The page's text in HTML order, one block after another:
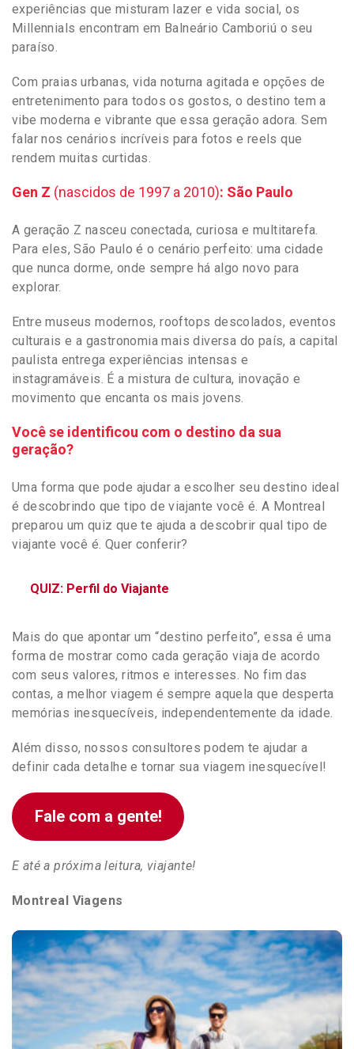
experiências que misturam lazer e vida social, os
Millennials encontram em Balneário Camboriú o seu
paraíso.
Com praias urbanas, vida noturna agitada e opções de
entretenimento para todos os gostos, o destino tem a
vibe moderna e vibrante que essa geração adora. Sem
falar nos cenários incríveis para fotos e reels que
rendem muitas curtidas.
Gen Z (nascidos de 1997 a 2010): São Paulo
A geração Z nasceu conectada, curiosa e multitarefa.
Para eles, São Paulo é o cenário perfeito: uma cidade
que nunca dorme, onde sempre há algo novo para
explorar.
Entre museus modernos, rooftops descolados, eventos
culturais e a gastronomia mais diversa do país, a capital
paulista entrega experiências intensas e
instagramáveis. É a mistura de cultura, inovação e
movimento que encanta os mais jovens.
Você se identificou com o destino da sua
geração?
Uma forma que pode ajudar a escolher seu destino ideal
é descobrindo que tipo de viajante você é. A Montreal
preparou um quiz que te ajuda a descobrir qual tipo de
viajante você é. Quer conferir?
QUIZ: Perfil do Viajante
Mais do que apontar um “destino perfeito”, essa é uma
forma de mostrar como cada geração viaja de acordo
com seus valores, ritmos e interesses. No fim das
contas, a melhor viagem é sempre aquela que desperta
memórias inesquecíveis, independentemente da idade.
Além disso, nossos consultores podem te ajudar a
definir cada detalhe e tornar sua viagem inesquecível!
Fale com a gente!
E até a próxima leitura, viajante!
Montreal Viagens